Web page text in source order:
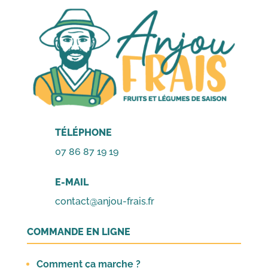
1,20€.
TÉLÉPHONE
07 86 87 19 19
E-MAIL
contact@anjou-frais.fr
COMMANDE EN LIGNE
Comment ça marche ?